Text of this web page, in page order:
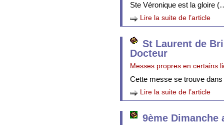
Ste Véronique est la gloire
Lire la suite de l’article
St Laurent de
Docteur
Messes propres en certains
Cette messe se trouve
Lire la suite de l’article
9ème Dimanche